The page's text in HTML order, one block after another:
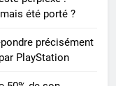
été porté ?
précisément
PlayStation